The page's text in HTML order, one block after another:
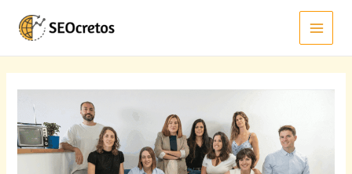
contenido